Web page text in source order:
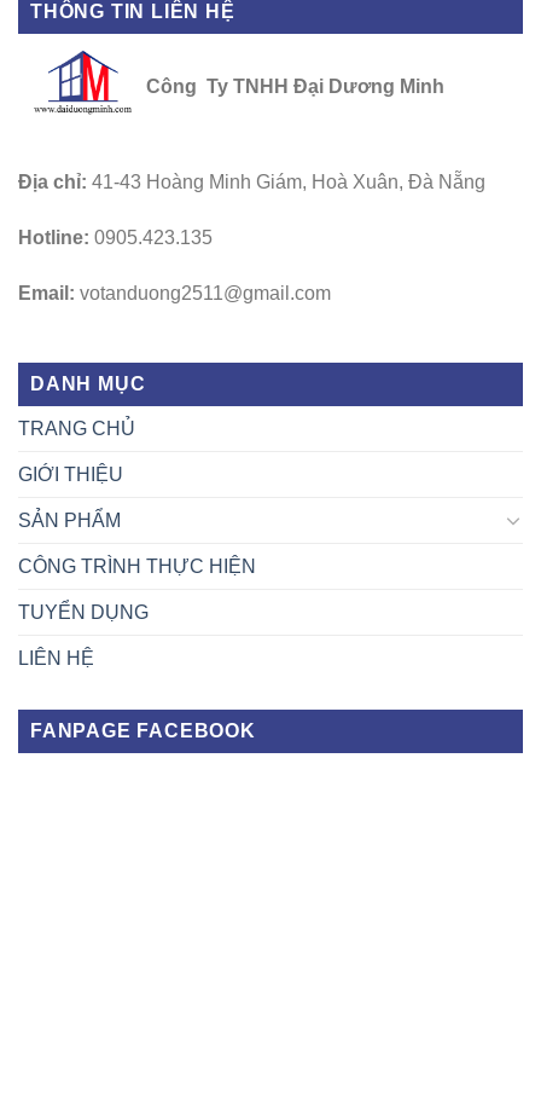
THÔNG TIN LIÊN HỆ
Công Ty TNHH Đại Dương Minh
Địa chỉ: 41-43 Hoàng Minh Giám, Hoà Xuân, Đà Nẵng
Hotline: 0905.423.135
Email: votanduong2511@gmail.com
DANH MỤC
TRANG CHỦ
GIỚI THIỆU
SẢN PHẨM
CÔNG TRÌNH THỰC HIỆN
TUYỂN DỤNG
LIÊN HỆ
FANPAGE FACEBOOK